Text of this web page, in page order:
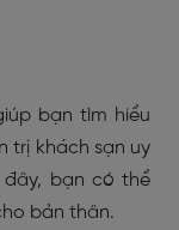
bạn tìm hiểu
trị khách sạn uy
bạn có thể
bản thân.